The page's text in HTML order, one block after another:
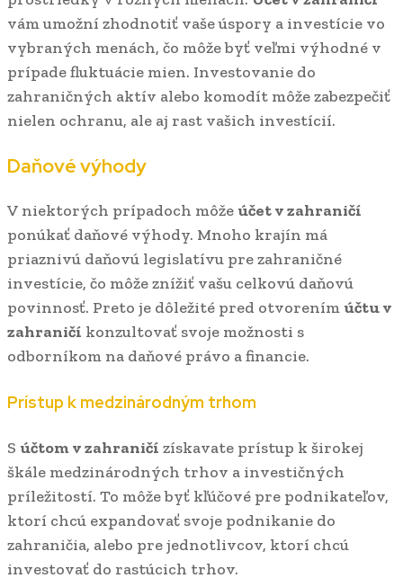
vám umožní zhodnotiť vaše úspory a investície vo
vybraných menách, čo môže byť veľmi výhodné v
prípade fluktuácie mien. Investovanie do
zahraničných aktív alebo komodít môže zabezpečiť
nielen ochranu, ale aj rast vašich investícií.
Daňové výhody
V niektorých prípadoch môže účet v zahraničí
ponúkať daňové výhody. Mnoho krajín má
priaznivú daňovú legislatívu pre zahraničné
investície, čo môže znížiť vašu celkovú daňovú
povinnosť. Preto je dôležité pred otvorením účtu v
zahraničí konzultovať svoje možnosti s
odborníkom na daňové právo a financie.
Prístup k medzinárodným trhom
S účtom v zahraničí získavate prístup k širokej
škále medzinárodných trhov a investičných
príležitostí. To môže byť kľúčové pre podnikateľov,
ktorí chcú expandovať svoje podnikanie do
zahraničia, alebo pre jednotlivcov, ktorí chcú
investovať do rastúcich trhov.